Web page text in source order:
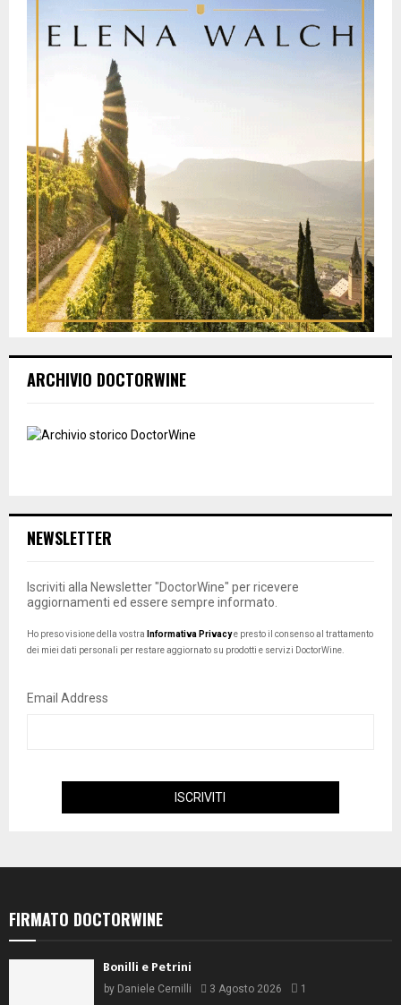
ARCHIVIO DOCTORWINE
NEWSLETTER
Iscriviti alla Newsletter "DoctorWine" per ricevere
aggiornamenti ed essere sempre informato.
Ho preso visione della vostra Informativa Privacye presto il consenso al trattamento
dei miei dati personali per restare aggiornato su prodotti e servizi DoctorWine.
Email Address
FIRMATO DOCTORWINE
Bonilli e Petrini
by Daniele Cernilli 3 Agosto 2026 1